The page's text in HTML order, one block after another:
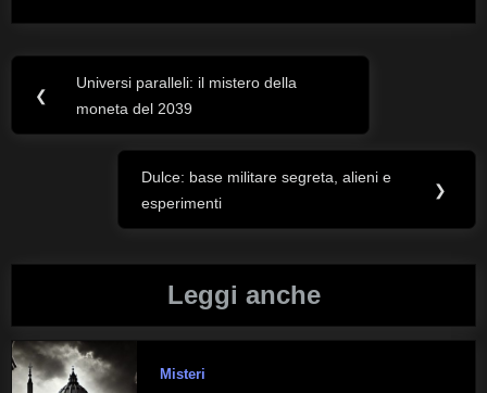
Navigazione
articoli
❮
Previous
Post:
Universi paralleli: il mistero della
moneta del 2039
Next
Post:
Dulce: base militare segreta, alieni e
esperimenti
❯
Leggi anche
Misteri